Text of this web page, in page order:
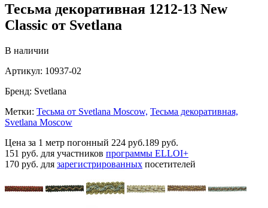
Тесьма декоративная 1212-13 New
Classic от Svetlana
В наличии
Артикул: 10937-02
Бренд: Svetlana
Метки: Тесьма от Svetlana Moscow, Тесьма декоративная,
Svetlana Moscow
Цена за 1 метр погонный 224 руб.189 руб.
151 руб. для участников программы ELLOI+
170 руб. для зарегистрированных посетителей